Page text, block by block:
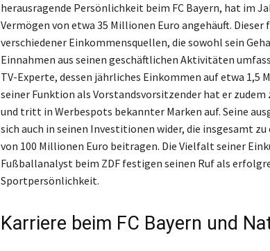
herausragende Persönlichkeit beim FC Bayern, hat im
Vermögen von etwa 35 Millionen Euro angehäuft.
verschiedener Einkommensquellen, die sowohl sein
Einnahmen aus seinen geschäftlichen Aktivitäten
TV-Experte, dessen jährliches Einkommen auf etwa 1,5
seiner Funktion als Vorstandsvorsitzender hat er
und tritt in Werbespots bekannter Marken auf. Seine
sich auch in seinen Investitionen wider, die insgesamt
von 100 Millionen Euro beitragen. Die Vielfalt seiner
Fußballanalyst beim ZDF festigen seinen Ruf als
Sportpersönlichkeit.
Karriere beim FC Bayern und